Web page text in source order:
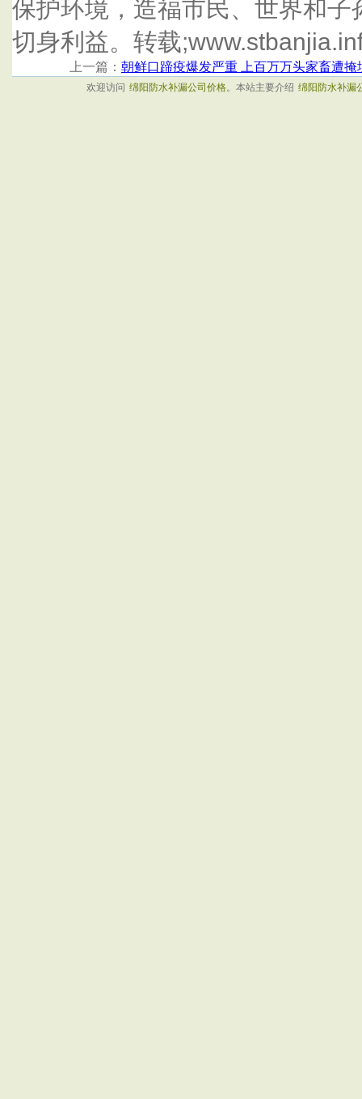
保护环境，造福市民、世界和
切身利益。转载
上一篇： 朝鲜口蹄疫爆发严重 上百万万头家畜遭掩
欢迎访问 绵阳防水补漏公司价格。本站主要介绍 绵阳防水补漏